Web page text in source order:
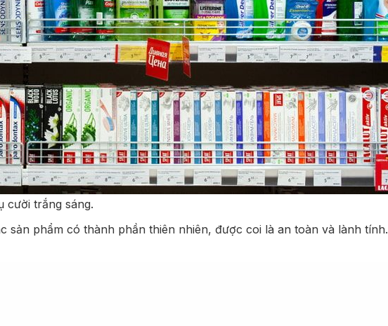
cười trắng sáng.
sản phẩm có thành phần thiên nhiên, được coi là an toàn và lành tính.